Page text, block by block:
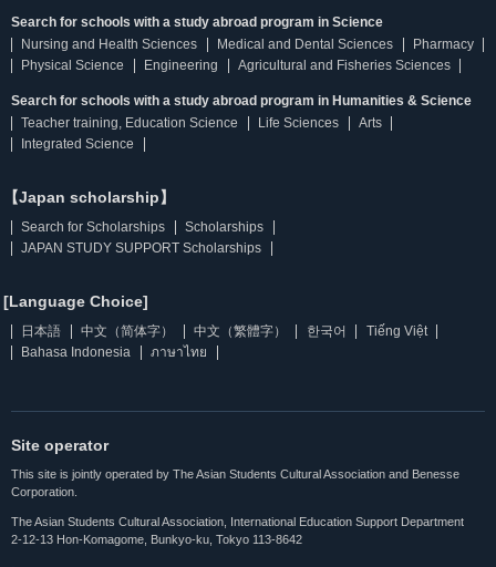
Search for schools with a study abroad program in Science
Nursing and Health Sciences
Medical and Dental Sciences
Pharmacy
Physical Science
Engineering Agricultural and Fisheries Sciences
Search for schools with a study abroad program in Humanities & Science
Teacher training, Education Science
Life Sciences
Arts
Integrated Science
【Japan scholarship】
Search for Scholarships
Scholarships
JAPAN STUDY SUPPORT Scholarships
[Language Choice]
日本語 中文（简体字） 中文（繁體字） 한국어
Tiếng Việt
Bahasa Indonesia
ภาษาไทย
Site operator
This site is jointly operated by The Asian Students Cultural Association and Benesse
Corporation.
The Asian Students Cultural Association, International Education Support Department
2-12-13 Hon-Komagome, Bunkyo-ku, Tokyo 113-8642